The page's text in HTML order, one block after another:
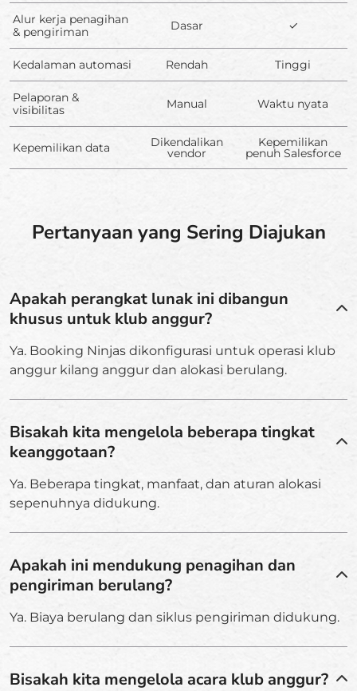
Alur kerja penagihan
& pengiriman
Dasar ✓
Kedalaman automasi Rendah Tinggi
Pelaporan &
visibilitas
Manual Waktu nyata
Kepemilikan data Dikendalikan
vendor
Kepemilikan
penuh Salesforce
Pertanyaan yang Sering Diajukan
Apakah perangkat lunak ini dibangun
khusus untuk klub anggur?
Ya. Booking Ninjas dikonfigurasi untuk operasi klub
anggur kilang anggur dan alokasi berulang.
Bisakah kita mengelola beberapa tingkat
keanggotaan?
Ya. Beberapa tingkat, manfaat, dan aturan alokasi
sepenuhnya didukung.
Apakah ini mendukung penagihan dan
pengiriman berulang?
Ya. Biaya berulang dan siklus pengiriman didukung.
Bisakah kita mengelola acara klub anggur?